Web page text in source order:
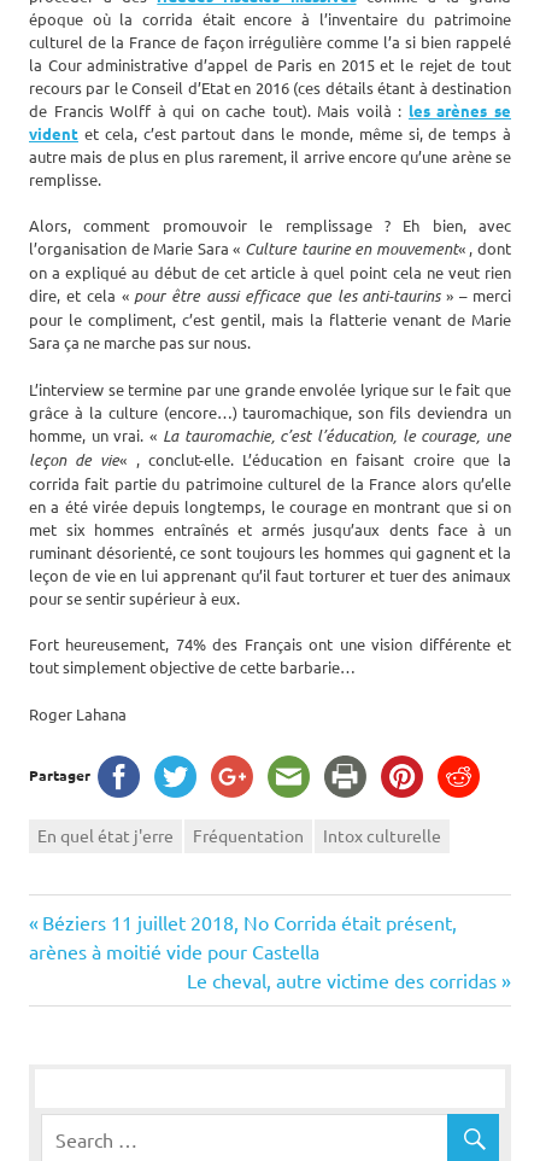
époque où la corrida était encore à l’inventaire du patrimoine
culturel de la France de façon irrégulière comme l’a si bien rappelé
la Cour administrative d’appel de Paris en 2015 et le rejet de tout
recours par le Conseil d’Etat en 2016 (ces détails étant à destination
de Francis Wolff à qui on cache tout). Mais voilà : les arènes se
vident et cela, c’est partout dans le monde, même si, de temps à
autre mais de plus en plus rarement, il arrive encore qu’une arène se
remplisse.
Alors, comment promouvoir le remplissage ? Eh bien, avec
l’organisation de Marie Sara « Culture taurine en mouvement« , dont
on a expliqué au début de cet article à quel point cela ne veut rien
dire, et cela « pour être aussi efficace que les anti-taurins» – merci
pour le compliment, c’est gentil, mais la flatterie venant de Marie
Sara ça ne marche pas sur nous.
L’interview se termine par une grande envolée lyrique sur le fait que
grâce à la culture (encore…) tauromachique, son fils deviendra un
homme, un vrai. « La tauromachie, c’est l’éducation, le courage, une
leçon de vie« , conclut-elle. L’éducation en faisant croire que la
corrida fait partie du patrimoine culturel de la France alors qu’elle
en a été virée depuis longtemps, le courage en montrant que si on
met six hommes entraînés et armés jusqu’aux dents face à un
ruminant désorienté, ce sont toujours les hommes qui gagnent et la
leçon de vie en lui apprenant qu’il faut torturer et tuer des animaux
pour se sentir supérieur à eux.
Fort heureusement, 74% des Français ont une vision différente et
tout simplement objective de cette barbarie…
Roger Lahana
Partager
En quel état j'erre Fréquentation Intox culturelle
Navigation
Previous
Post:
Béziers 11 juillet 2018, No Corrida était présent,
arènes à moitié vide pour Castella
Next
Post:
Le cheval, autre victime des corridas